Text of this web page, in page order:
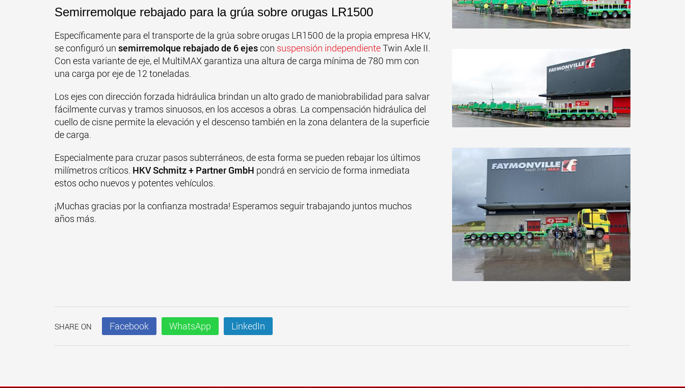
Semirremolque rebajado para la grúa sobre orugas LR1500
Específicamente para el transporte de la grúa sobre orugas LR1500 de la propia empresa HKV,
se configuró un semirremolque rebajado de 6 ejescon suspensión independienteTwin Axle II.
Con esta variante de eje, el MultiMAX garantiza una altura de carga mínima de 780 mm con
una carga por eje de 12 toneladas.
Los ejes con dirección forzada hidráulica brindan un alto grado de maniobrabilidad para salvar
fácilmente curvas y tramos sinuosos, en los accesos a obras. La compensación hidráulica del
cuello de cisne permite la elevación y el descenso también en la zona delantera de la superficie
de carga.
Especialmente para cruzar pasos subterráneos, de esta forma se pueden rebajar los últimos
milímetros críticos. HKV Schmitz + Partner GmbH pondrá en servicio de forma inmediata
estos ocho nuevos y potentes vehículos.
¡Muchas gracias por la confianza mostrada! Esperamos seguir trabajando juntos muchos
años más.
SHARE ON Facebook WhatsApp LinkedIn